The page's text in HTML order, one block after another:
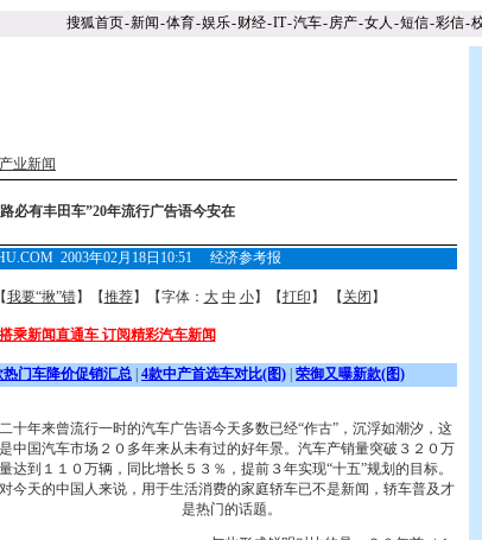
搜狐首页-新闻-体育-娱乐-财经-IT-汽车-房产-女人 -短信-彩信-
产业新闻
必有丰田车”20年流行广告语今安在
2003年02月18日10:51 经济参考报
我要“揪”错】【推荐】【字体： 大 中 小】【打印 】 【 关闭 】
搭乘新闻直通车 订阅精彩汽车新闻
热门车降价促销汇总 4款中产首选车对比(图) 荣御又曝新款(图)
年来曾流行一时的汽车广告语今天多数已经“作古”，沉浮如潮汐，这
国汽车市场２０多年来从未有过的好年景。汽车产销量突破３２０万
达到１１０万辆，同比增长５３％，提前３年实现“十五”规划的目标。
今天的中国人来说，用于生活消费的家庭轿车已不是新闻，轿车普及才
是热门的话题。